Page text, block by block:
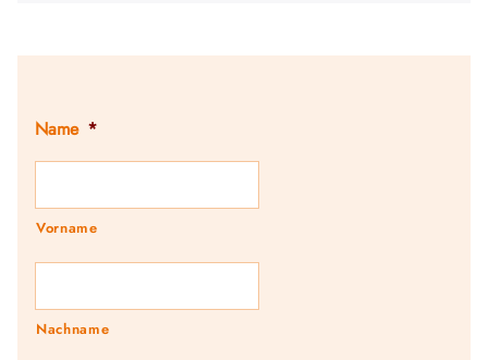
Name *
Vorname
Nachname